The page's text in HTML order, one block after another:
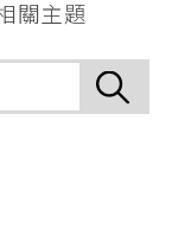
關主題